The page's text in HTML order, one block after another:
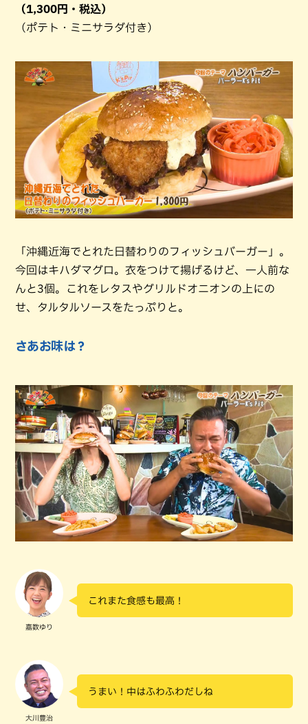
（1,300円・税込）
（ポテト・ミニサラダ付き）
「沖縄近海でとれた日替わりのフィッシュバーガー」。
今回はキハダマグロ。衣をつけて揚げるけど、一人前な
んと3個。これをレタスやグリルドオニオンの上にの
せ、タルタルソースをたっぷりと。
さあお味は？
嘉数ゆり
これまた食感も最高！
大川豊治
うまい！中はふわふわだしね